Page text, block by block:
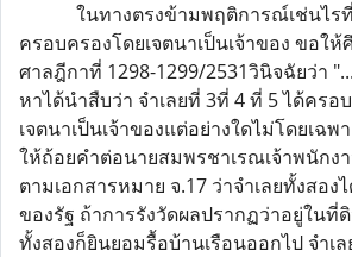
ในทางตรงข้ามพฤติการณ์เช่นไรที่
ครอบครองโดยเจตนาเป็นเจ้าของ ขอใ
ศาลฎีกาที่ 1298-1299/2531วินิจฉัยว่า
หาได้นำสืบว่า จำเลยที่ 3ที่ 4 ที่ 5 ได้คร
เจตนาเป็นเจ้าของแต่อย่างใดไม่โดยเฉพ
ให้ถ้อยคำต่อนายสมพรชาเรณเจ้าพนักง
ตามเอกสารหมาย จ.17 ว่าจำเลยทั้งสอ
ของรัฐ ถ้าการรังวัดผลปรากฏว่าอยู่ในที่
ทั้งสองก็ยินยอมรื้อบ้านเรือนออกไป จำเล